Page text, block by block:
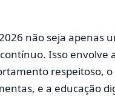
não seja apenas
Isso envolve
respeitoso, o
e a educação